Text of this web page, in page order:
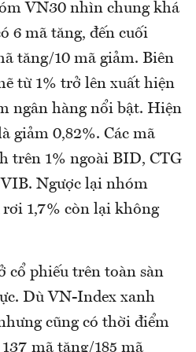
VN30 nhìn chung khá
6 mã tăng, đến cuối
tăng/10 mã giảm. Biên
từ 1% trở lên xuất hiện
ngân hàng nổi bật. Hiện
giảm 0,82%. Các mã
trên 1% ngoài BID, CTG
Ngược lại nhóm
1,7% còn lại không
cổ phiếu trên toàn sàn
Dù VN-Index xanh
cũng có thời điểm
mã tăng/185 mã